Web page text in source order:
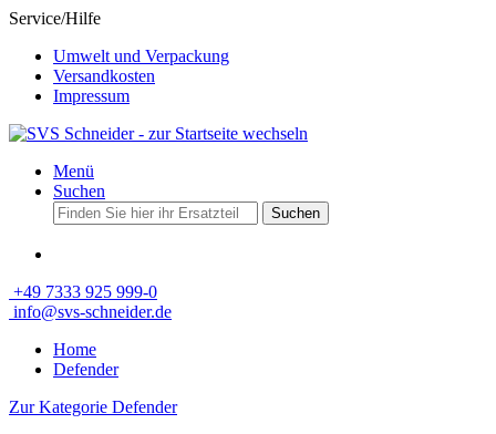
Service/Hilfe
Umwelt und Verpackung
Versandkosten
Impressum
Menü
Suchen
Suchen
+49 7333 925 999-0
info@svs-schneider.de
Home
Defender
Zur Kategorie Defender